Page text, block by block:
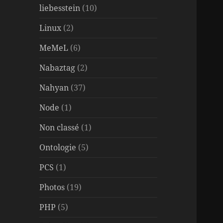
liebesstein (10)
Linux (2)
MeMeL (6)
Nabaztag (2)
Nahyan (37)
Node (1)
Non classé (1)
Ontologie (5)
PCS (1)
Photos (19)
PHP (5)